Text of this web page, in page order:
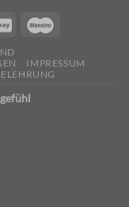
IMPRESSUM